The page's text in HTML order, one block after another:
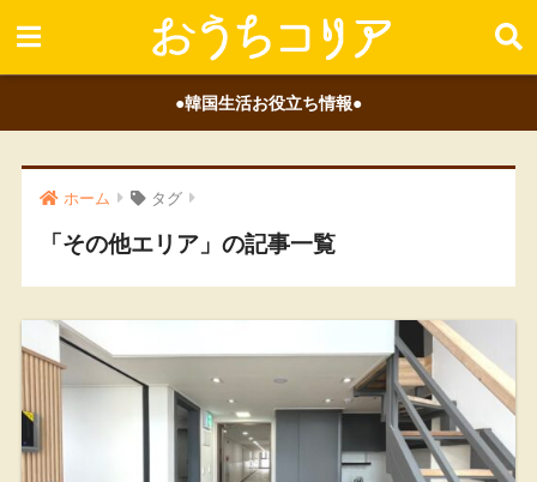
●韓国生活お役立ち情報●
ホーム タグ
「その他エリア」の記事一覧